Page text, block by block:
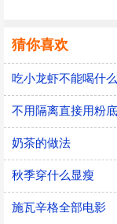
猜你喜欢
吃小龙虾不能喝什
不用隔离直接用粉
奶茶的做法
秋季穿什么显瘦
施瓦辛格全部电影